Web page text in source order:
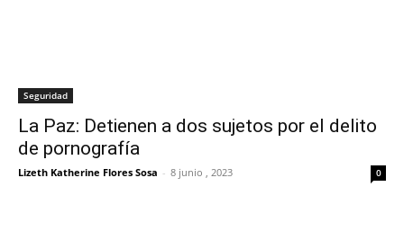
Seguridad
La Paz: Detienen a dos sujetos por el delito
de pornografía
Lizeth Katherine Flores Sosa - 8 junio , 2023 0